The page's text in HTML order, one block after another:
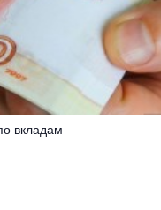
вкладам